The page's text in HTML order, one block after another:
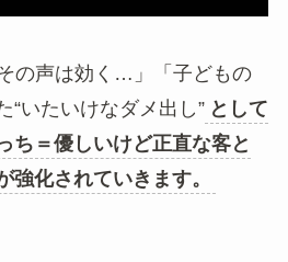
の声は効く…」「子どもの
“いたいけなダメ出し” として
ち＝優しいけど正直な客と
強化されていきます。